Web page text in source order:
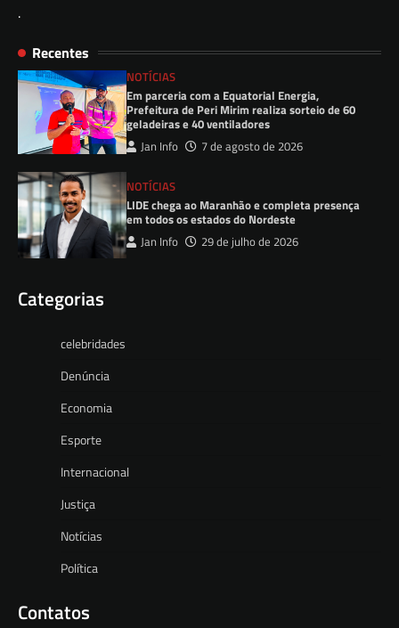
.
Recentes
NOTÍCIAS
Em parceria com a Equatorial Energia,
Prefeitura de Peri Mirim realiza sorteio de 60
geladeiras e 40 ventiladores
Jan Info 7 de agosto de 2026
NOTÍCIAS
LIDE chega ao Maranhão e completa presença
em todos os estados do Nordeste
Jan Info 29 de julho de 2026
Categorias
celebridades
Denúncia
Economia
Esporte
Internacional
Justiça
Notícias
Política
Contatos